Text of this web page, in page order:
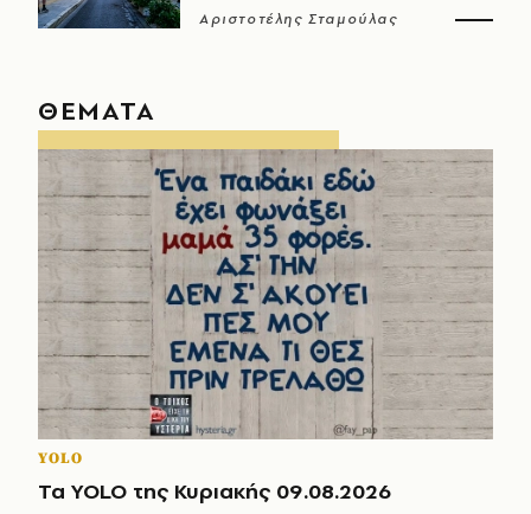
Αριστοτέλης Σταμούλας
ΘΕΜΑΤΑ
YOLO
Τα YOLO της Κυριακής 09.08.2026